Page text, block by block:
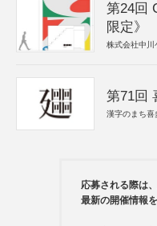
第24回
限定》
株式会社中川
第71回
漢字のまち喜
応募される際は
最新の開催情報